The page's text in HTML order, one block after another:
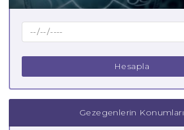
Hesapla
Gezegenlerin Konumları